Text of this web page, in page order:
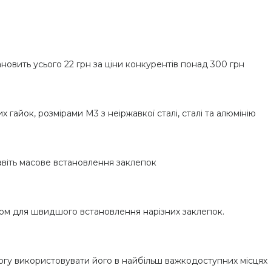
усього 22 грн за ціни конкурентів понад 300 грн
розмірами М3 з неіржавкої сталі, сталі та алюмінію
масове встановлення заклепок
для швидшого встановлення нарізних заклепок.
використовувати його в найбільш важкодоступних місцях